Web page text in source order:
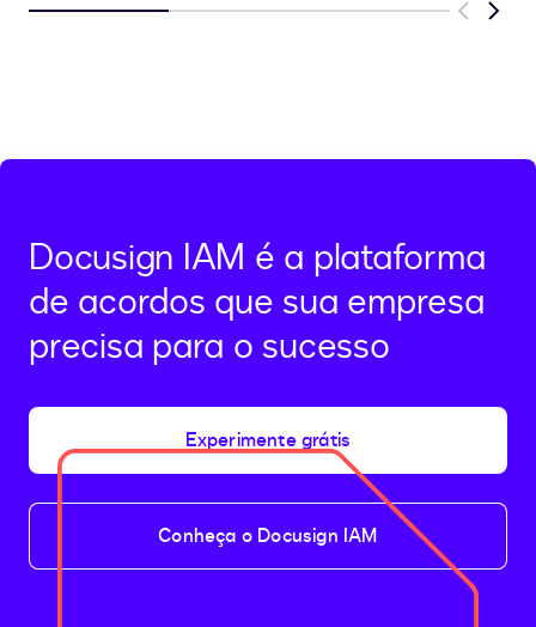
Previous
Next
Docusign IAM é a plataforma
de acordos que sua empresa
precisa para o sucesso
Experimente grátis
Conheça o Docusign IAM